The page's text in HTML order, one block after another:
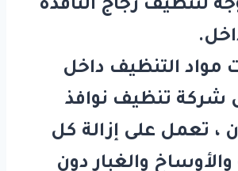
لتنظيف زجاج النافذة
مواد التنظيف داخل
شركة تنظيف نوافذ
، تعمل على إزالة كل
والأوساخ والغبار دون